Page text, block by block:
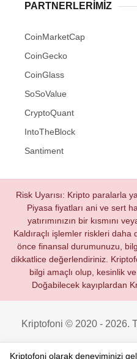
PARTNERLERIMIZ
CoinMarketCap
CoinGecko
CoinGlass
SoSoValue
CryptoQuant
IntoTheBlock
Santiment
Risk Uyarısı: Kripto paralarla
Piyasa fiyatları ani ve sert
yatırımınızın bir kısmını
Kaldıraçlı işlemler riskleri daha
önce finansal durumunuzu,
dikkatlice değerlendiriniz.
bilgi amaçlı olup, kesinlik
Doğabilecek kayıplardan
Kriptofoni © 2020 - 2026.
Kriptofoni olarak deneyiminizi